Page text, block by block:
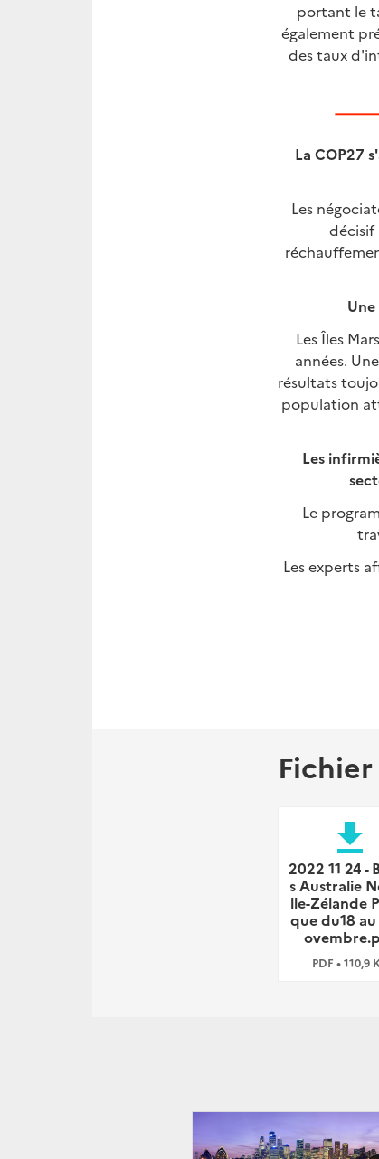
portant le
également
des taux
La COP27
Les
décisif
Les Îles
années.
résultats
population
Les
Le
Les experts
file_download
2022 11 24 -
s Australie
lle-Zélande
que du18 au
PDF • 110,9